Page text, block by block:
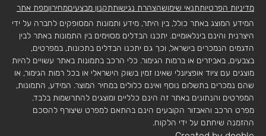
מדיניות הפרטיותתנאי שימושהצהרת נגישותתקנון מבצעיםמחירוןמפת אתר
המידע המוצג באתר כולל, בין היתר, מידע ותמונות המסופקים לחברה על ידי
היצרנית והינם בינלאומיים. יתכנו הבדלים מסוימים בין התמונות באתר לבין
הדגמים הנמכרים בישראל, וכך גם יתכנו הבדלים בתכונות, במפרטים,
בצבעים, באביזרים או ברמות הגימור. כלי הרכב בתמונות באתר עשויים להיות
מוצגים עם ציוד אופציונלי שאינו זמין בשוק הישראלי או בכל רמות הגימור, או
שהם נמכרים בתשלום נוסף ואינם כלולים במחיר המוצר. המידע, התמונות,
המפרטים והנתונים באתר זה הינם כלליים ומוצגים להתרשמות בלבד.
מפרט הרכב והאבזור הקובעים הינם בהתאם למפרט שיצורף להסכם
ההזמנה שיחתם על ידי הלקוח.